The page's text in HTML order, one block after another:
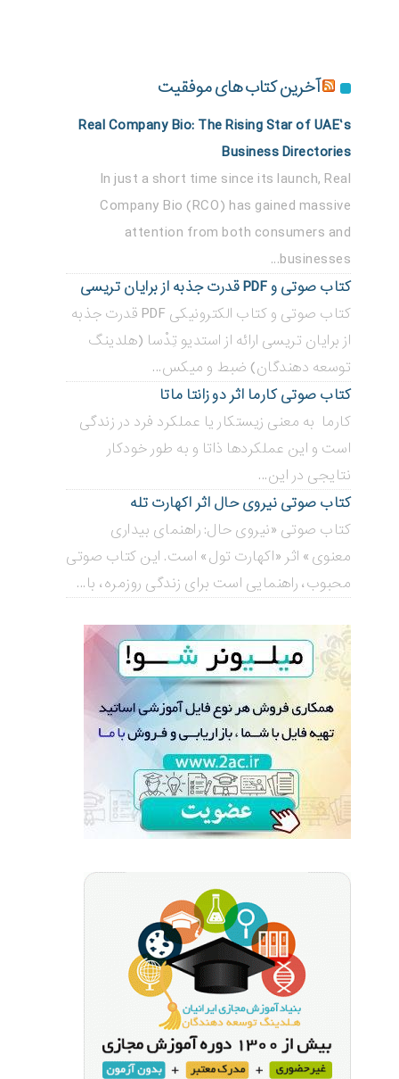
آخرین کتاب های موفقیت
Real Company Bio: The Rising Star of UAE’s
Business Directories
In just a short time since its launch, Real
Company Bio (RCO) has gained massive
attention from both consumers and
businesses...
کتاب صوتی و PDF قدرت جذبه از برایان تریسی
کتاب صوتی و کتاب الکترونیکی PDF قدرت جذبه
از برایان تریسی ارائه از استدیو تِدْسا (هلدینگ
توسعه دهندگان) ضبط و میکس...
کتاب صوتی کارما اثر دو زانتا ماتا
کارما به معنی زیستکار یا عملکرد فرد در زندگی
است و این عملکردها ذاتا و به طور خودکار
نتایجی در این...
کتاب صوتی نیروی حال اثر اکهارت تله
کتاب صوتی «نیروی حال: راهنمای بیداری
معنوی» اثر «اکهارت تول» است. این کتاب صوتی
محبوب، راهنمایی است برای زندگی روزمره، با...